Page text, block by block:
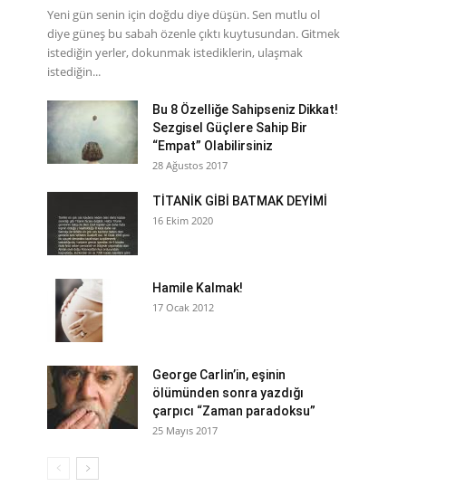
Yeni gün senin için doğdu diye düşün. Sen mutlu ol
diye güneş bu sabah özenle çıktı kuytusundan. Gitmek
istediğin yerler, dokunmak istediklerin, ulaşmak
istediğin...
Bu 8 Özelliğe Sahipseniz Dikkat!
Sezgisel Güçlere Sahip Bir
“Empat” Olabilirsiniz
28 Ağustos 2017
TİTANİK GİBİ BATMAK DEYİMİ
16 Ekim 2020
Hamile Kalmak!
17 Ocak 2012
George Carlin’in, eşinin
ölümünden sonra yazdığı
çarpıcı “Zaman paradoksu”
25 Mayıs 2017